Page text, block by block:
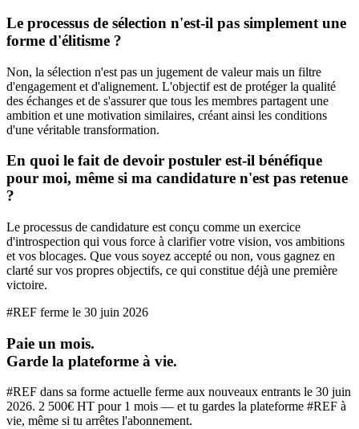
Le processus de sélection n'est-il pas simplement une
forme d'élitisme ?
Non, la sélection n'est pas un jugement de valeur mais un filtre
d'engagement et d'alignement. L'objectif est de protéger la qualité
des échanges et de s'assurer que tous les membres partagent une
ambition et une motivation similaires, créant ainsi les conditions
d'une véritable transformation.
En quoi le fait de devoir postuler est-il bénéfique
pour moi, même si ma candidature n'est pas retenue
?
Le processus de candidature est conçu comme un exercice
d'introspection qui vous force à clarifier votre vision, vos ambitions
et vos blocages. Que vous soyez accepté ou non, vous gagnez en
clarté sur vos propres objectifs, ce qui constitue déjà une première
victoire.
#REF ferme le 30 juin 2026
Paie un mois.
Garde la plateforme à vie.
#REF dans sa forme actuelle ferme aux nouveaux entrants le 30 juin
2026. 2 500€ HT pour 1 mois — et tu gardes la plateforme #REF à
vie, même si tu arrêtes l'abonnement.